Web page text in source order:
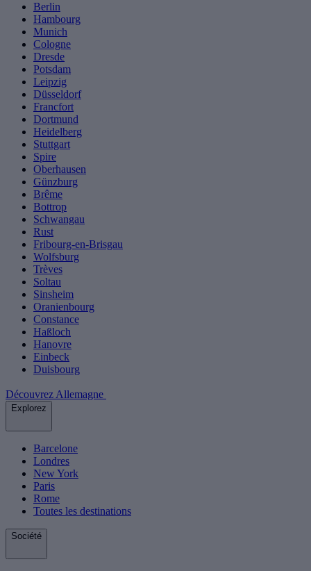
Berlin
Hambourg
Munich
Cologne
Dresde
Potsdam
Leipzig
Düsseldorf
Francfort
Dortmund
Heidelberg
Stuttgart
Spire
Oberhausen
Günzburg
Brême
Bottrop
Schwangau
Rust
Fribourg-en-Brisgau
Wolfsburg
Trèves
Soltau
Sinsheim
Oranienbourg
Constance
Haßloch
Hanovre
Einbeck
Duisbourg
Découvrez Allemagne
Explorez
Barcelone
Londres
New York
Paris
Rome
Toutes les destinations
Société